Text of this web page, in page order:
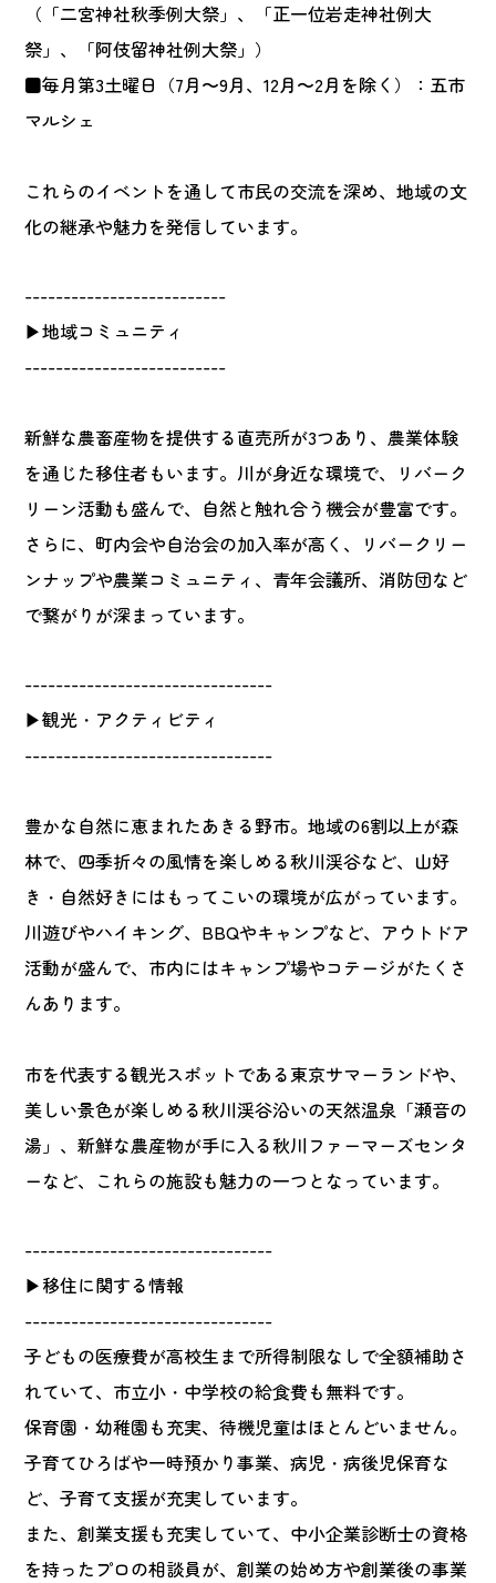
（「二宮神社秋季例大祭」、「正一位岩走神社例大
祭」、「阿伎留神社例大祭」）
■毎月第3土曜日（7月〜9月、12月〜2月を除く）：五市
マルシェ
これらのイベントを通して市民の交流を深め、地域の文
化の継承や魅力を発信しています。
--------------------------
▶地域コミュニティ
--------------------------
新鮮な農畜産物を提供する直売所が3つあり、農業体験
を通じた移住者もいます。川が身近な環境で、リバーク
リーン活動も盛んで、自然と触れ合う機会が豊富です。
さらに、町内会や自治会の加入率が高く、リバークリー
ンナップや農業コミュニティ、青年会議所、消防団など
で繋がりが深まっています。
--------------------------------
▶観光・アクティビティ
--------------------------------
豊かな自然に恵まれたあきる野市。地域の6割以上が森
林で、四季折々の風情を楽しめる秋川渓谷など、山好
き・自然好きにはもってこいの環境が広がっています。
川遊びやハイキング、BBQやキャンプなど、アウトドア
活動が盛んで、市内にはキャンプ場やコテージがたくさ
んあります。
市を代表する観光スポットである東京サマーランドや、
美しい景色が楽しめる秋川渓谷沿いの天然温泉「瀬音の
湯」、新鮮な農産物が手に入る秋川ファーマーズセンタ
ーなど、これらの施設も魅力の一つとなっています。
--------------------------------
▶移住に関する情報
--------------------------------
子どもの医療費が高校生まで所得制限なしで全額補助さ
れていて、市立小・中学校の給食費も無料です。
保育園・幼稚園も充実、待機児童はほとんどいません。
子育てひろばや一時預かり事業、病児・病後児保育な
ど、子育て支援が充実しています。
また、創業支援も充実していて、中小企業診断士の資格
を持ったプロの相談員が、創業の始め方や創業後の事業